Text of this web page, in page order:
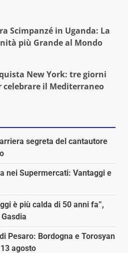
Scimpanzé in Uganda: La
più Grande al Mondo
New York: tre giorni
celebrare il Mediterraneo
segreta del cantautore
nei Supermercati: Vantaggi e
è più calda di 50 anni fa”,
Pesaro: Bordogna e Torosyan
agosto